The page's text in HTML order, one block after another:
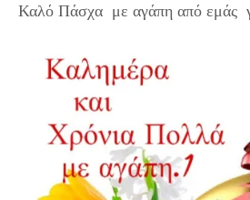
Καλό Πάσχα με αγάπη από εμάς